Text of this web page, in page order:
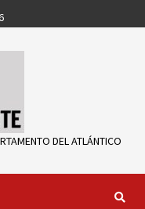
DEL ATLÁNTICO